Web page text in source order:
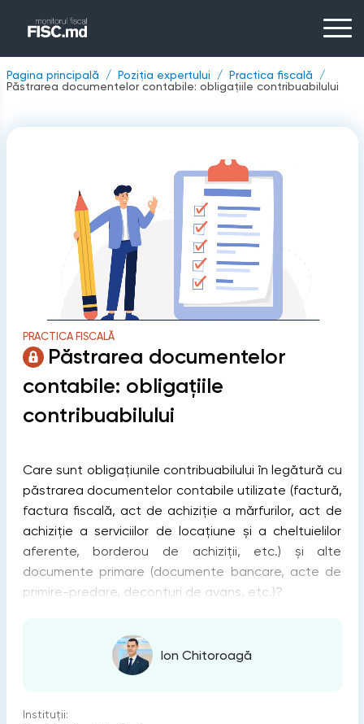
Pagina principală Poziția expertului
Practica fiscală
Păstrarea documentelor contabile: obligațiile contribuabilului
PRACTICA FISCALĂ
Păstrarea documentelor
contabile: obligațiile
contribuabilului
Care sunt obligațiunile contribuabilului în legătură cu
păstrarea documentelor contabile utilizate (factură,
factura fiscală, act de achiziţie a mărfurilor, act de
achiziţie a serviciilor de locaţiune şi a cheltuielilor
aferente, borderou de achiziţii, etc.) şi alte
documente primare (documente bancare, acte de
primire-predare, deconturi de avans, etc.)?
Ion Chitoroagă
Instituții: